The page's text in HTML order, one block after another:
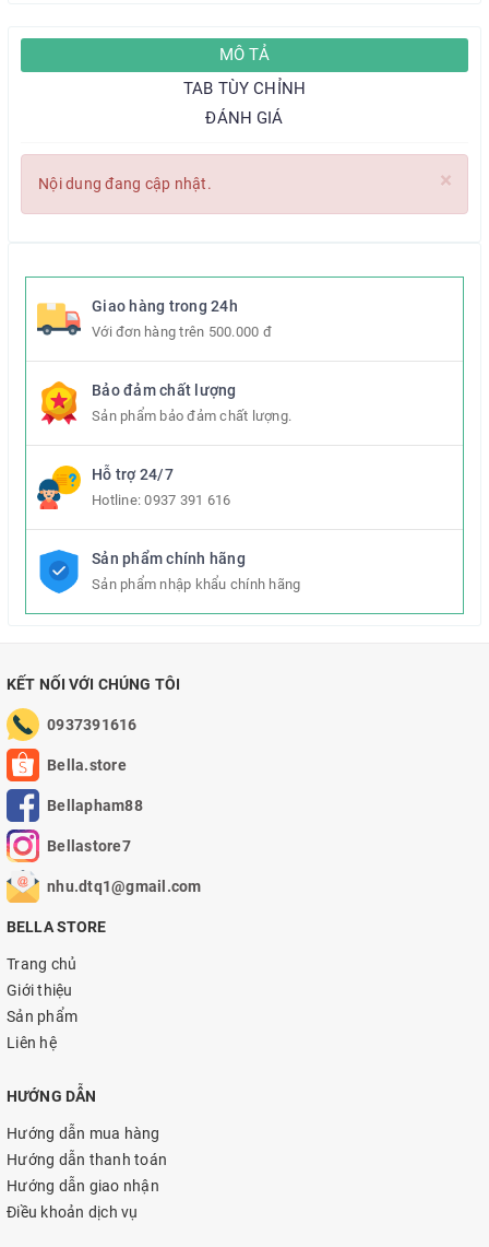
MÔ TẢ
TAB TÙY CHỈNH
ĐÁNH GIÁ
×
Nội dung đang cập nhật.
Giao hàng trong 24h
Với đơn hàng trên 500.000 đ
Bảo đảm chất lượng
Sản phẩm bảo đảm chất lượng.
Hỗ trợ 24/7
Hotline:0937 391 616
Sản phẩm chính hãng
Sản phẩm nhập khẩu chính hãng
KẾT NỐI VỚI CHÚNG TÔI
0937391616
Bella.store
Bellapham88
Bellastore7
nhu.dtq1@gmail.com
BELLA STORE
Trang chủ
Giới thiệu
Sản phẩm
Liên hệ
HƯỚNG DẪN
Hướng dẫn mua hàng
Hướng dẫn thanh toán
Hướng dẫn giao nhận
Điều khoản dịch vụ